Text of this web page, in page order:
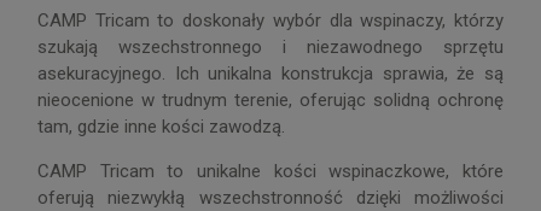
CAMP Tricam to doskonały wybór dla wspinaczy, którzy
szukają wszechstronnego i niezawodnego sprzętu
asekuracyjnego. Ich unikalna konstrukcja sprawia, że są
nieocenione w trudnym terenie, oferując solidną ochronę
tam, gdzie inne kości zawodzą.
CAMP Tricam to unikalne kości wspinaczkowe, które
oferują niezwykłą wszechstronność dzięki możliwości